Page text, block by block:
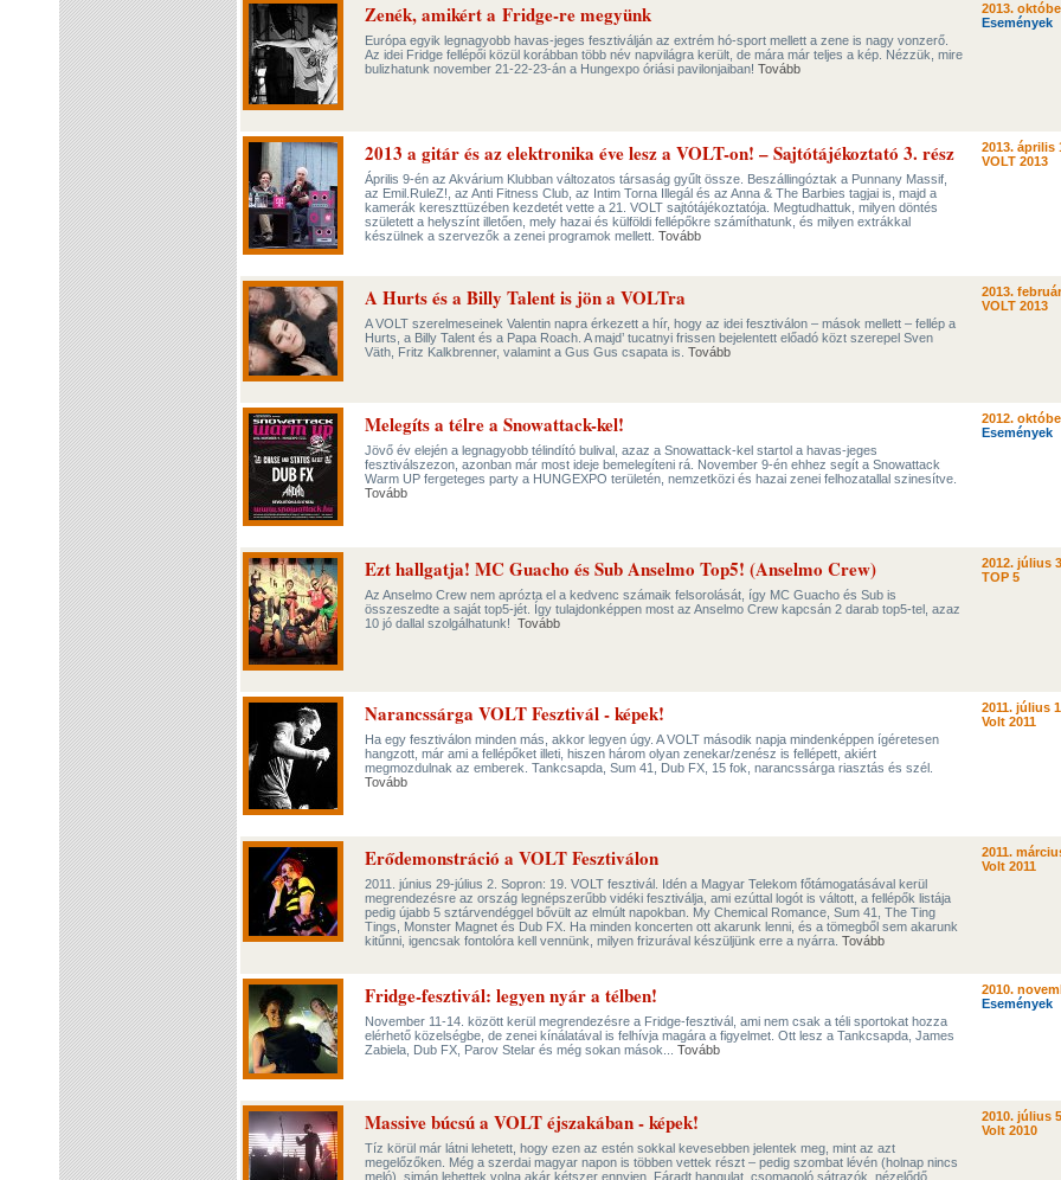
Zenék, amikért a Fridge-re megyünk
Európa egyik legnagyobb havas-jeges fesztiválján az extrém hó-sport mellett a zene is nagy vonzerő.
Az idei Fridge fellépői közül korábban több név napvilágra került, de mára már teljes a kép. Nézzük, mire
bulizhatunk november 21-22-23-án a Hungexpo óriási pavilonjaiban! Tovább
2013.
Események
2013 a gitár és az elektronika éve lesz a VOLT-on! – Sajtótájékoztató 3. rész
Április 9-én az Akvárium Klubban változatos társaság gyűlt össze. Beszállingóztak a Punnany Massif,
az Emil.RuleZ!, az Anti Fitness Club, az Intim Torna Illegál és az Anna & The Barbies tagjai is, majd a
kamerák kereszttüzében kezdetét vette a 21. VOLT sajtótájékoztatója. Megtudhattuk, milyen döntés
született a helyszínt illetően, mely hazai és külföldi fellépőkre számíthatunk, és milyen extrákkal
készülnek a szervezők a zenei programok mellett. Tovább
2013. április
VOLT 2013
A Hurts és a Billy Talent is jön a VOLTra
A VOLT szerelmeseinek Valentin napra érkezett a hír, hogy az idei fesztiválon – mások mellett – fellép a
Hurts, a Billy Talent és a Papa Roach. A majd’ tucatnyi frissen bejelentett előadó közt szerepel Sven
Väth, Fritz Kalkbrenner, valamint a Gus Gus csapata is. Tovább
2013.
VOLT 2013
Melegíts a télre a Snowattack-kel!
Jövő év elején a legnagyobb télindító bulival, azaz a Snowattack-kel startol a havas-jeges
fesztiválszezon, azonban már most ideje bemelegíteni rá. November 9-én ehhez segít a Snowattack
Warm UP fergeteges party a HUNGEXPO területén, nemzetközi és hazai zenei felhozatallal szinesítve.
Tovább
2012.
Események
Ezt hallgatja! MC Guacho és Sub Anselmo Top5! (Anselmo Crew)
Az Anselmo Crew nem aprózta el a kedvenc számaik felsorolását, így MC Guacho és Sub is
összeszedte a saját top5-jét. Így tulajdonképpen most az Anselmo Crew kapcsán 2 darab top5-tel, azaz
10 jó dallal szolgálhatunk! Tovább
2012. július
TOP 5
Narancssárga VOLT Fesztivál - képek!
Ha egy fesztiválon minden más, akkor legyen úgy. A VOLT második napja mindenképpen ígéretesen
hangzott, már ami a fellépőket illeti, hiszen három olyan zenekar/zenész is fellépett, akiért
megmozdulnak az emberek. Tankcsapda, Sum 41, Dub FX, 15 fok, narancssárga riasztás és szél.
Tovább
2011. július
Volt 2011
Erődemonstráció a VOLT Fesztiválon
2011. június 29-július 2. Sopron: 19. VOLT fesztivál. Idén a Magyar Telekom főtámogatásával kerül
megrendezésre az ország legnépszerűbb vidéki fesztiválja, ami ezúttal logót is váltott, a fellépők listája
pedig újabb 5 sztárvendéggel bővült az elmúlt napokban. My Chemical Romance, Sum 41, The Ting
Tings, Monster Magnet és Dub FX. Ha minden koncerten ott akarunk lenni, és a tömegből sem akarunk
kitűnni, igencsak fontolóra kell vennünk, milyen frizurával készüljünk erre a nyárra. Tovább
2011.
Volt 2011
Fridge-fesztivál: legyen nyár a télben!
November 11-14. között kerül megrendezésre a Fridge-fesztivál, ami nem csak a téli sportokat hozza
elérhető közelségbe, de zenei kínálatával is felhívja magára a figyelmet. Ott lesz a Tankcsapda, James
Zabiela, Dub FX, Parov Stelar és még sokan mások... Tovább
2010.
Események
Massive búcsú a VOLT éjszakában - képek!
Tíz körül már látni lehetett, hogy ezen az estén sokkal kevesebben jelentek meg, mint az azt
megelőzőken. Még a szerdai magyar napon is többen vettek részt – pedig szombat lévén (holnap nincs
meló), simán lehettek volna akár kétszer ennyien. Fáradt hangulat, csomagoló sátrazók, nézelődő
2010. július
Volt 2010